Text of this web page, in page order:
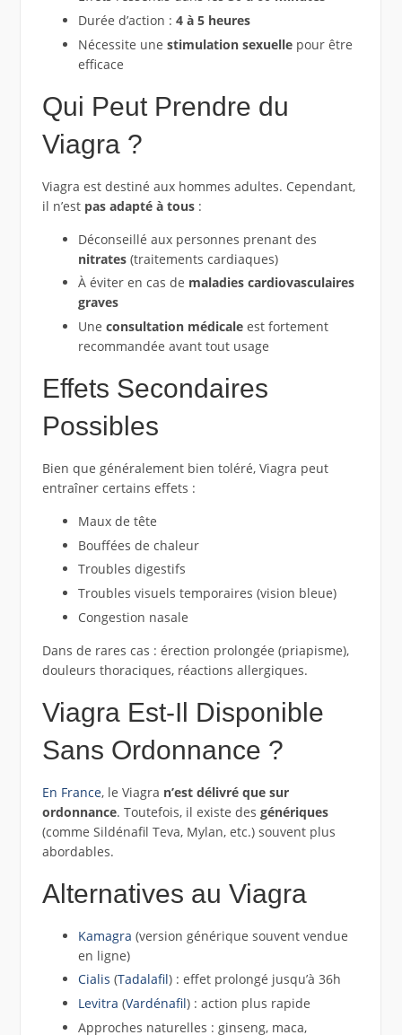
Durée d’action : 4 à 5 heures
Nécessite une stimulation sexuellepour être
efficace
Qui Peut Prendre du
Viagra ?
Viagra est destiné aux hommes adultes. Cependant,
il n’est pas adapté à tous:
Déconseillé aux personnes prenant des
nitrates(traitements cardiaques)
À éviter en cas de maladies cardiovasculaires
graves
Une consultation médicaleest fortement
recommandée avant tout usage
Effets Secondaires
Possibles
Bien que généralement bien toléré, Viagra peut
entraîner certains effets :
Maux de tête
Bouffées de chaleur
Troubles digestifs
Troubles visuels temporaires (vision bleue)
Congestion nasale
Dans de rares cas : érection prolongée (priapisme),
douleurs thoraciques, réactions allergiques.
Viagra Est-Il Disponible
Sans Ordonnance ?
En France, le Viagra n’est délivré que sur
ordonnance. Toutefois, il existe des génériques
(comme Sildénafil Teva, Mylan, etc.) souvent plus
abordables.
Alternatives au Viagra
Kamagra (version générique souvent vendue
en ligne)
Cialis (Tadalafil) : effet prolongé jusqu’à 36h
Levitra (Vardénafil) : action plus rapide
Approches naturelles : ginseng, maca,